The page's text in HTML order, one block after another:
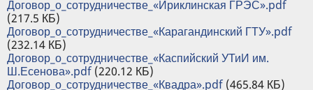
Договор_о_сотрудничестве_«Ириклинская ГРЭС».pdf
(217.5 КБ)
Договор_о_сотрудничестве_«Карагандинский ГТУ».pdf
(232.14 КБ)
Договор_о_сотрудничестве_«Каспийский УТиИ им.
Ш.Есенова».pdf (220.12 КБ)
Договор_о_сотрудничестве_«Квадра».pdf (465.84 КБ)